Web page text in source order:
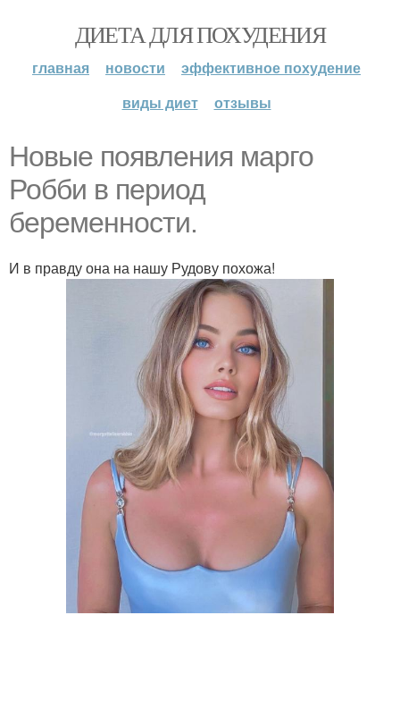
ДИЕТА ДЛЯ ПОХУДЕНИЯ
главная новости
эффективное похудение
виды диет
отзывы
Новые появления марго
Робби в период
беременности.
И в правду она на нашу Рудову похожа!